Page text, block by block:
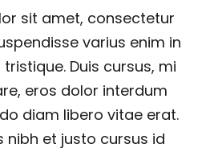
sit amet, consectetur
varius enim in
Duis cursus, mi
eros dolor interdum
diam libero vitae erat.
nibh et justo cursus id